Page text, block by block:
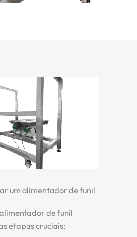
um alimentador de funil
de funil
etapas cruciais: